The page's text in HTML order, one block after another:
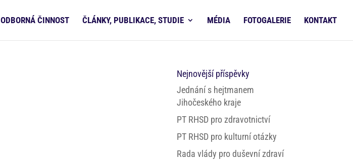
ODBORNÁ ČINNOST ČLÁNKY, PUBLIKACE, STUDIE MÉDIA FOTOGALERIE KONTAKT
Nejnovější příspěvky
Jednání s hejtmanem
Jihočeského kraje
PT RHSD pro zdravotnictví
PT RHSD pro kulturní otázky
Rada vlády pro duševní zdraví